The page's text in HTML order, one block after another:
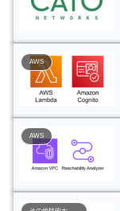
AWS
AWS